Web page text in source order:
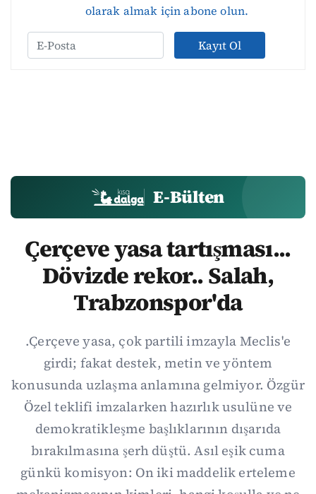
olarak almak için abone olun.
Kayıt Ol
E-Bülten
Çerçeve yasa tartışması...
Dövizde rekor.. Salah,
Trabzonspor'da
.Çerçeve yasa, çok partili imzayla Meclis'e
girdi; fakat destek, metin ve yöntem
konusunda uzlaşma anlamına gelmiyor. Özgür
Özel teklifi imzalarken hazırlık usulüne ve
demokratikleşme başlıklarının dışarıda
bırakılmasına şerh düştü. Asıl eşik cuma
günkü komisyon: On iki maddelik erteleme